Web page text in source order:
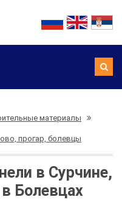
материалы
прогар, болевцы
в Сурчине,
Болевцах